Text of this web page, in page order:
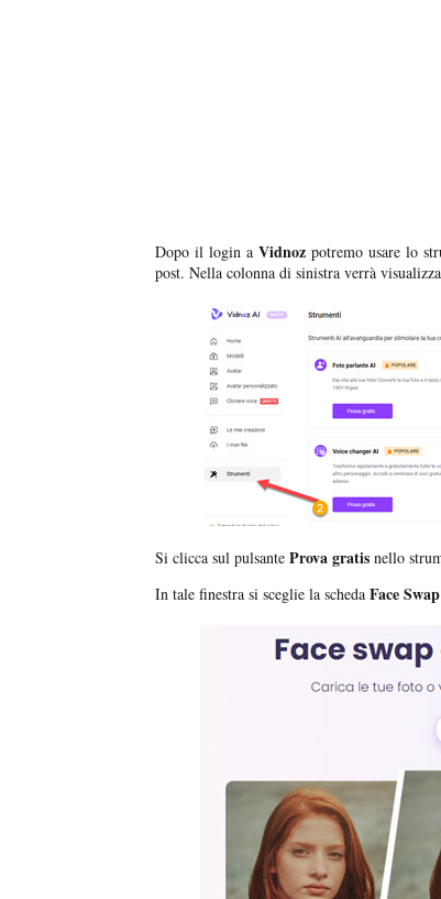
Dopo il login a Vidnoz potremo usare lo
post. Nella colonna di sinistra verrà
Si clicca sul pulsante Prova gratis nello
In tale finestra si sceglie la scheda Face